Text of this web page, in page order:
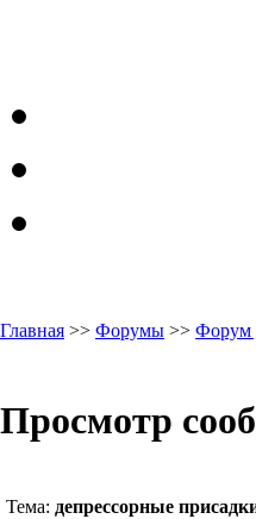
Главная >> Форумы >> Форум
Просмотр
Тема: депрессорные